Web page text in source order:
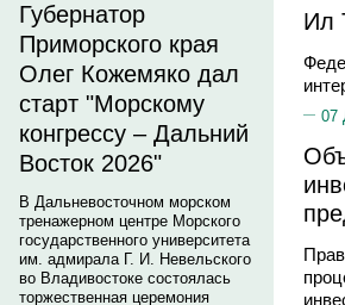
Губернатор
Приморского края
Олег Кожемяко дал
старт "Морскому
конгрессу – Дальний
Восток 2026"
В Дальневосточном морском
тренажерном центре Морского
государственного университета
им. адмирала Г. И. Невельского
во Владивостоке состоялась
торжественная церемония
Ил
07